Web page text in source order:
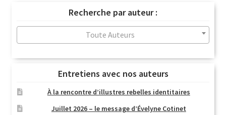
Recherche par auteur :
Toute Auteurs
Entretiens avec nos auteurs
À la rencontre d’illustres rebelles identitaires
Juillet 2026 – le message d’Évelyne Cotinet